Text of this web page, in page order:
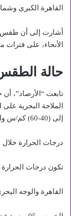
القاهرة الكبرى
أشارت إلى أن طقس
الأنحاء، على فترات
حالة
تابعت “الأرصاد”،
الملاحة البحرية
إلى (40-60) كم/س وارتفاع الأمواج من (2-3) متر.
درجات الحرارة خلال
تكون درجات الحرارة
القاهرة والوجه